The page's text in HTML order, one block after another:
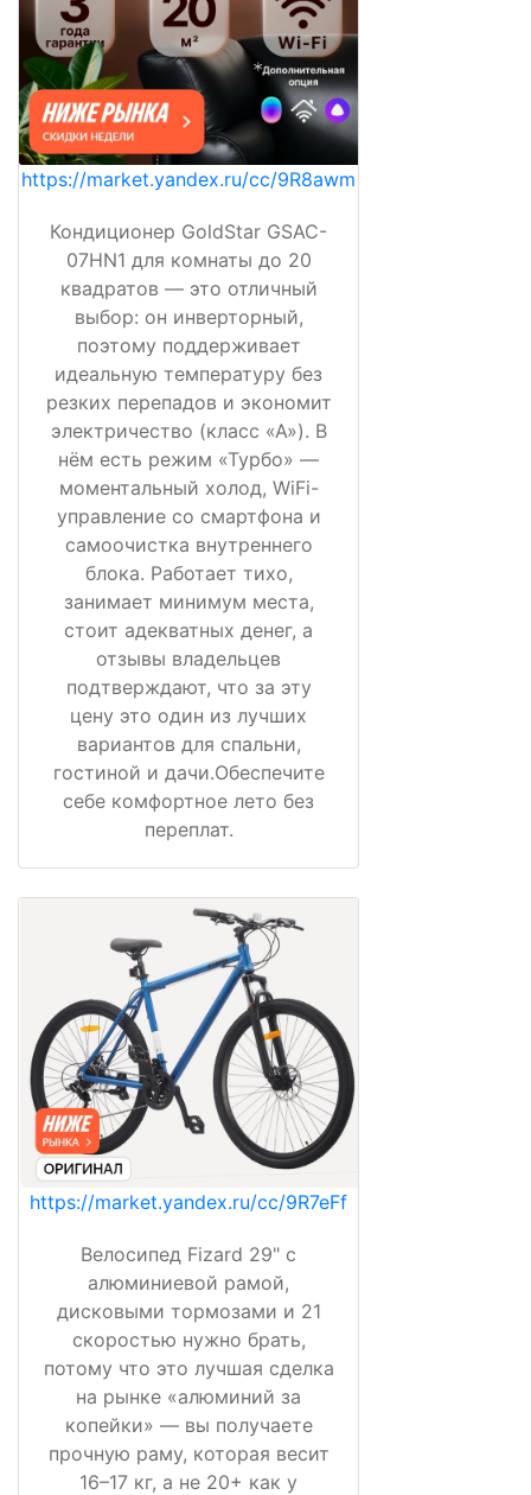
https://market.yandex.ru/cc/9R8awm
Кондиционер GoldStar GSAC-
07HN1 для комнаты до 20
квадратов — это отличный
выбор: он инверторный,
поэтому поддерживает
идеальную температуру без
резких перепадов и экономит
электричество (класс «А»). В
нём есть режим «Турбо» —
моментальный холод, WiFi-
управление со смартфона и
самоочистка внутреннего
блока. Работает тихо,
занимает минимум места,
стоит адекватных денег, а
отзывы владельцев
подтверждают, что за эту
цену это один из лучших
вариантов для спальни,
гостиной и дачи.Обеспечите
себе комфортное лето без
переплат.
https://market.yandex.ru/cc/9R7eFf
Велосипед Fizard 29" с
алюминиевой рамой,
дисковыми тормозами и 21
скоростью нужно брать,
потому что это лучшая сделка
на рынке «алюминий за
копейки» — вы получаете
прочную раму, которая весит
16–17 кг, а не 20+ как у